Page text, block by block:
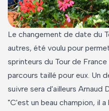
Le changement de date du
autres, été voulu pour
sprinteurs du Tour de
parcours taillé pour eux. Un
suivre sera d'ailleurs
"C'est un beau champion, il